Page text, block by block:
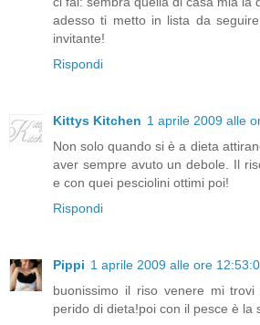
adesso ti metto in lista da
invitante!
Rispondi
Kittys Kitchen 1 aprile 2009 alle
Non solo quando si è a dieta
aver sempre avuto un debole. Il
e con quei pesciolini ottimi poi!
Rispondi
Pippi 1 aprile 2009 alle ore
buonissimo il riso venere mi trovi
perido di dieta!poi con il pesce è la